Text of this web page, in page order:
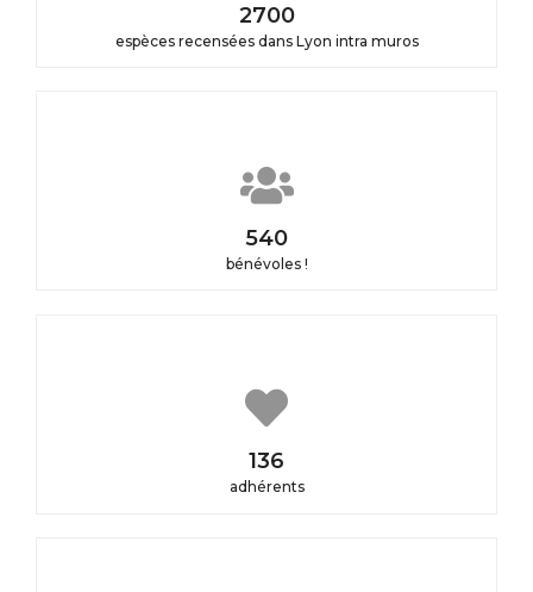
3000
espèces recensées dans Lyon intra muros
600
bénévoles !
151
adhérents